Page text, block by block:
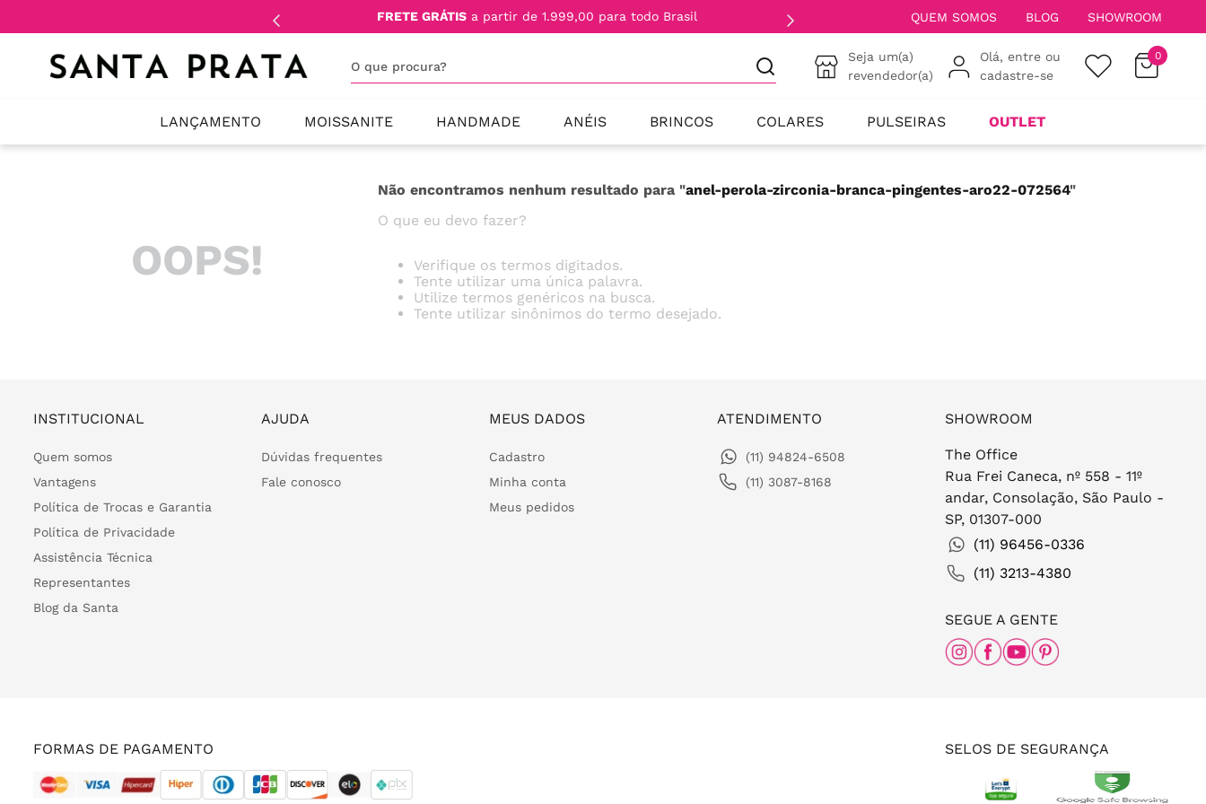
FRETE GRÁTIS a partir de 1.999,00 para todo Brasil QUEM SOMOS BLOG SHOWROOM
Seja um(a)
revendedor(a)
Olá, entre ou
cadastre-se
0
LANÇAMENTO MOISSANITE HANDMADE ANÉIS BRINCOS COLARES PULSEIRAS OUTLET
OOPS!
Não encontramos nenhum resultado para "anel-perola-zirconia-branca-pingentes-aro22-072564"
O que eu devo fazer?
Verifique os termos digitados.
Tente utilizar uma única palavra.
Utilize termos genéricos na busca.
Tente utilizar sinônimos do termo desejado.
INSTITUCIONAL
Quem somos
Vantagens
Política de Trocas e Garantia
Política de Privacidade
Assistência Técnica
Representantes
Blog da Santa
AJUDA
Dúvidas frequentes
Fale conosco
MEUS DADOS
Cadastro
Minha conta
Meus pedidos
ATENDIMENTO
(11) 94824-6508
(11) 3087-8168
SHOWROOM
The Office
Rua Frei Caneca, nº 558 - 11º
andar, Consolação, São Paulo -
SP, 01307-000
(11) 96456-0336
(11) 3213-4380
SEGUE A GENTE
FORMAS DE PAGAMENTO SELOS DE SEGURANÇA